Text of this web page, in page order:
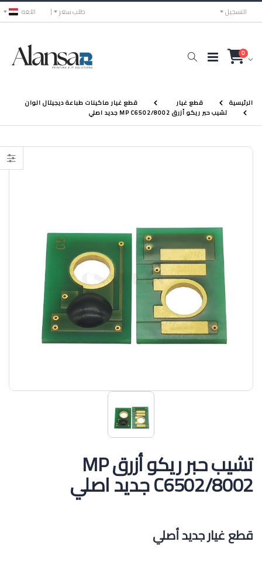
اللغه طلب سعر التسجيل
0
الرئيسية قطع غيار
قطع غيار ماكينات طباعة ديجيتال الوان
تشيب حبر ريكو أزرق MP C6502/8002 جديد اصلي
تشيب حبر ريكو أزرق MP
C6502/8002 جديد اصلي
قطع غيار جديد أصلي